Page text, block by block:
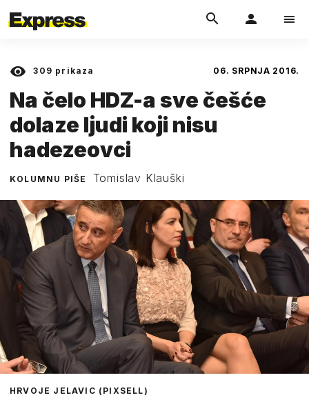
309 prikaza 06. SRPNJA 2016.
Na čelo HDZ-a sve češće
dolaze ljudi koji nisu
hadezeovci
KOLUMNU PIŠE Tomislav Klauški
HRVOJE JELAVIC (PIXSELL)